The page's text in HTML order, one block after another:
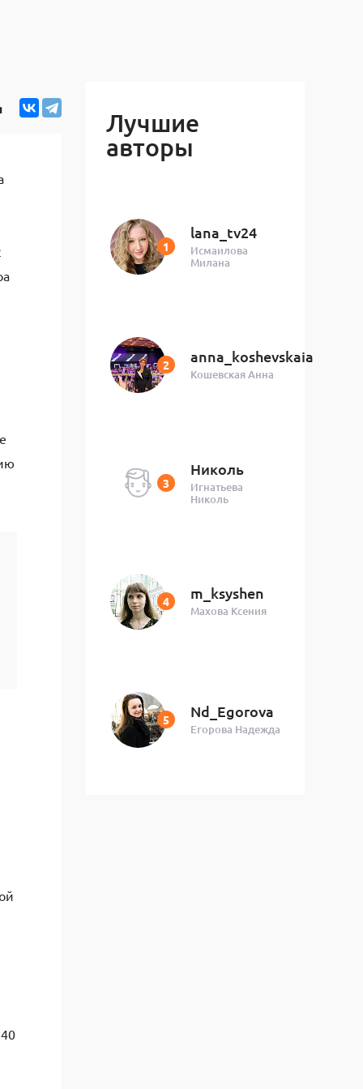
Лучшие
авторы
lana_tv24
Исмаилова
Милана
anna_koshevskaia
Кошевская Анна
Николь
Игнатьева
Николь
m_ksyshen
Махова Ксения
Nd_Egorova
Егорова Надежда